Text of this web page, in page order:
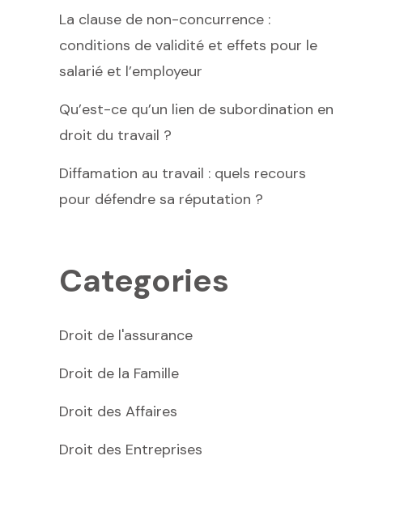
La clause de non-concurrence :
conditions de validité et effets pour le
salarié et l’employeur
Qu’est-ce qu’un lien de subordination en
droit du travail ?
Diffamation au travail : quels recours
pour défendre sa réputation ?
Categories
Droit de l'assurance
Droit de la Famille
Droit des Affaires
Droit des Entreprises